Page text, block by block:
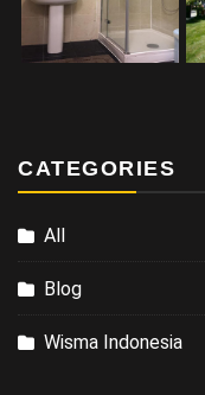
CATEGORIES
All
Blog
Wisma Indonesia